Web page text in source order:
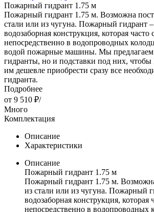
Пожарный гидрант 1.75 м
Пожарный гидрант 1.75 м. Возможна
стали или из чугуна. Пожарный гидрант –
водозаборная конструкция, которая часто
непосредственно в водопроводных
водой пожарные машины. Мы предлагаем
гидранты, но и подставки под них,
им дешевле приобрести сразу все
гидранта.
Подробнее
от 9 510 ₽/
Много
Комплектация
Описание
Характеристики
Описание
Пожарный гидрант 1.75 м
Пожарный гидрант 1.75 м.
из стали или из чугуна. Пожарный
водозаборная конструкция, которая
непосредственно в водопроводных